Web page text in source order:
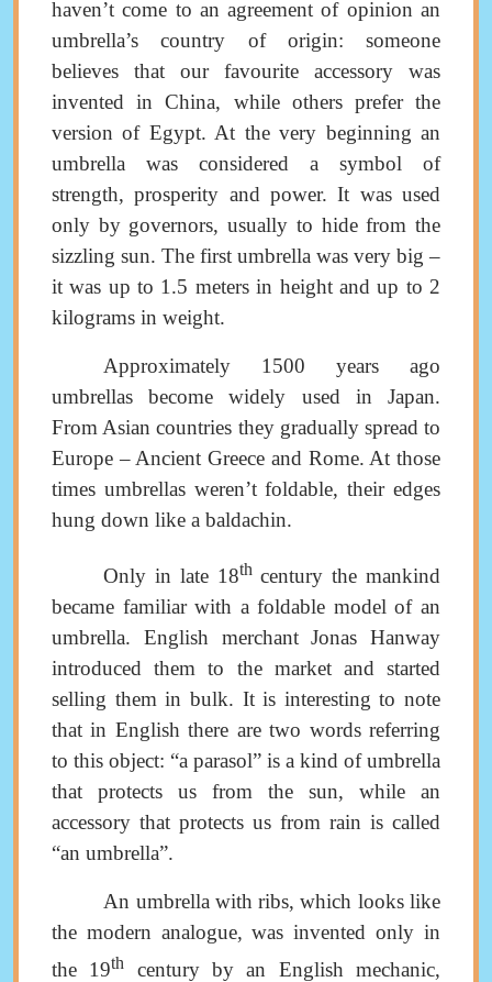
haven’t come to an agreement of opinion an
umbrella’s country of origin: someone
believes that our favourite accessory
was
invented in China, while others prefer the
version of Egypt.At the very beginning an
umbrella was considered a symbol of
strength, prosperity and power. It was used
only by governors, usually to hide from the
sizzling sun. The first umbrella was very big ‒
it was up to 1.5 meters in height and up to 2
kilograms in weight.
Approximately 1500years ago
umbrellas become widely used in Japan.
From Asian countries they gradually spread to
Europe–Ancient Greece and Rome. At those
times umbrellas weren’tfoldable, their edges
hung down like a baldachin.
Only in late 18thcentury the mankind
became familiar with a foldable model of an
umbrella. English merchant Jonas Hanway
introduced them to the market and started
selling them in bulk. It is interesting to note
that in English there are two words referring
to this object: “a parasol” is a kind of umbrella
that protects us from the sun, while an
accessory that protects us from rain is called
“an umbrella”.
An umbrella with ribs, which looks like
the modern analogue, was invented only in
the 19th
century by an English mechanic,